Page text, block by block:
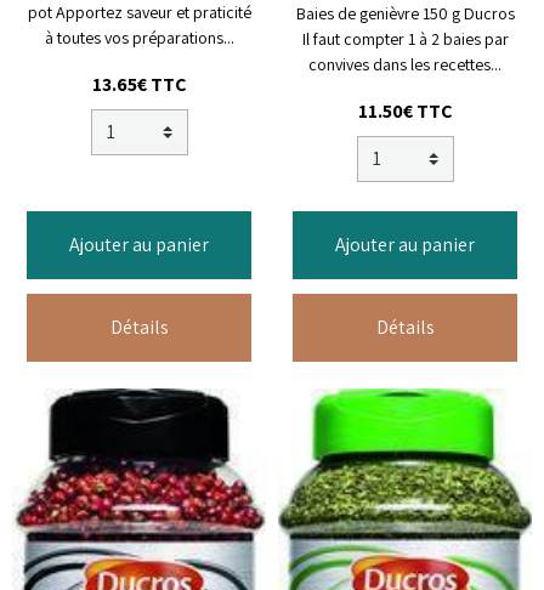
pot Apportez saveur et praticité
à toutes vos préparations...
13.65€ TTC
Ajouter au panier
Détails
Baies de genièvre 150 g Ducros
Il faut compter 1 à 2 baies par
convives dans les recettes...
11.50€ TTC
Ajouter au panier
Détails